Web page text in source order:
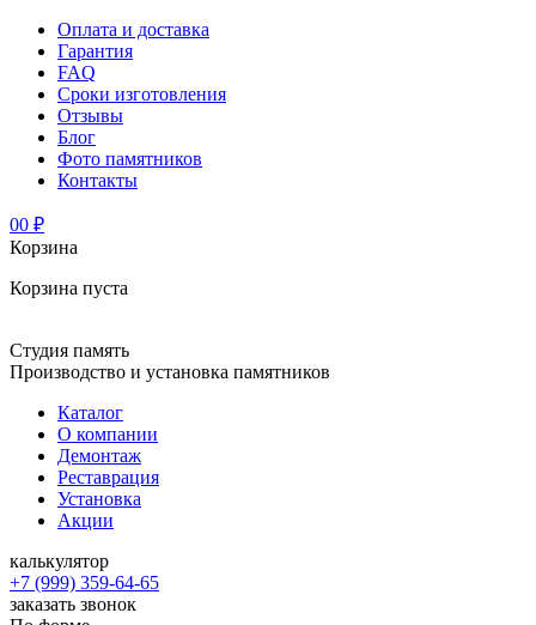
Оплата и доставка
Гарантия
FAQ
Сроки изготовления
Отзывы
Блог
Фото памятников
Контакты
00 ₽
Корзина
Корзина пуста
Студия память
Производство и установка памятников
Каталог
О компании
Демонтаж
Реставрация
Установка
Акции
калькулятор
+7 (999) 359-64-65
заказать звонок